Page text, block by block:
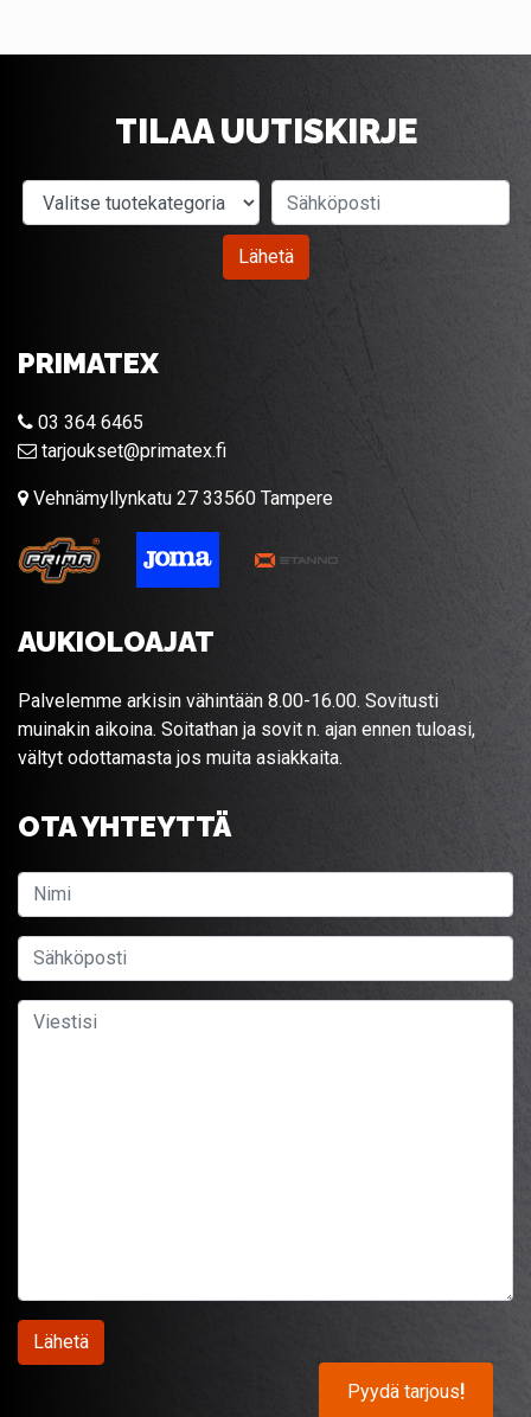
TILAA UUTISKIRJE
Valitse tuotekategoria
Lähetä
PRIMATEX
03 364 6465
tarjoukset@primatex.fi
Vehnämyllynkatu 27 33560 Tampere
AUKIOLOAJAT
Palvelemme arkisin vähintään 8.00-16.00. Sovitusti
muinakin aikoina. Soitathan ja sovit n. ajan ennen tuloasi,
vältyt odottamasta jos muita asiakkaita.
OTA YHTEYTTÄ
Pyydä tarjous!